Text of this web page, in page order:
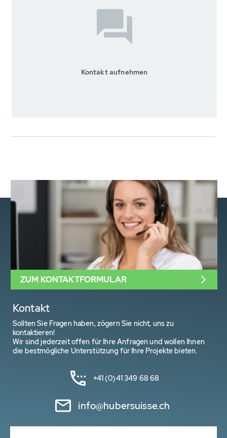
Kontakt aufnehmen
Kontakt
Sollten Sie Fragen haben, zögern Sie nicht, uns zu
kontaktieren!
Wir sind jederzeit offen für Ihre Anfragen und wollen Ihnen
die bestmögliche Unterstützung für Ihre Projekte bieten.
+41 (0)41 349 68 68
info@hubersuisse.ch
ZUM KONTAKTFORMULAR